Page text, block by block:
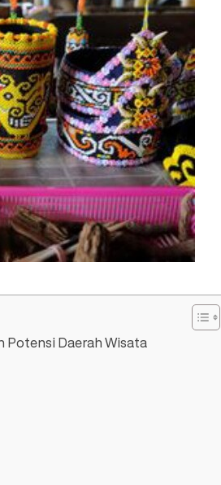
Daerah Wisata